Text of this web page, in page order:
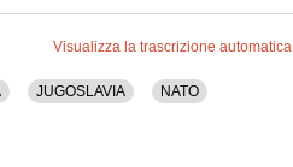
Italia"
Visualizza la trascrizione automatica
JUGOSLAVIA NATO